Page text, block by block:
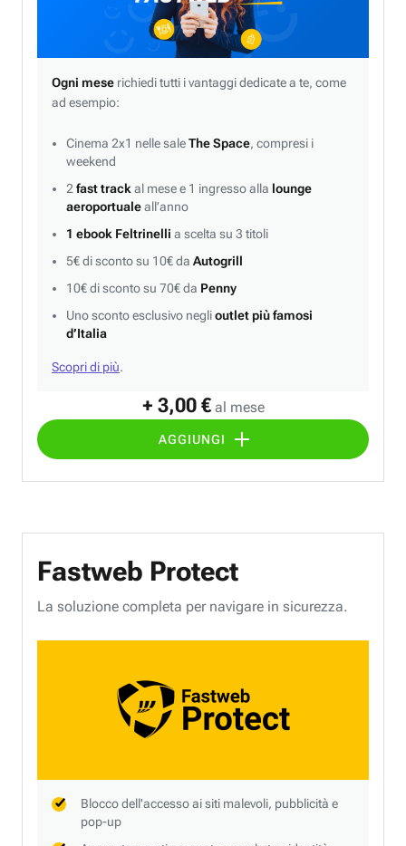
+ 3,00 € al mese
AGGIUNGI
Ogni mese richiedi tutti i vantaggi dedicate a te, come
ad esempio:
Cinema 2x1 nelle saleThe Space, compresi i
weekend
2 fast track al mese e 1 ingresso alla lounge
aeroportualeall’anno
1 ebook Feltrinelli a scelta su 3 titoli
5€ di sconto su 10€ da Autogrill
10€ di sconto su 70€ da Penny
Uno sconto esclusivo neglioutlet più famosi
d’Italia
Scopri di più.
Fastweb Protect
La soluzione completa per navigare in sicurezza.
Blocco dell'accesso ai siti malevoli, pubblicità e
pop-up